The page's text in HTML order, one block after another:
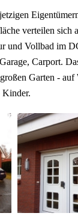
verteilen sich
und Vollbad im
Carport.
Garten - auf
Kinder.